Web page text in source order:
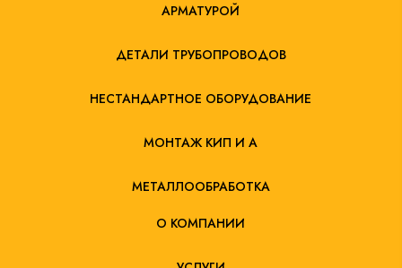
АРМАТУРОЙ
ДЕТАЛИ ТРУБОПРОВОДОВ
НЕСТАНДАРТНОЕ ОБОРУДОВАНИЕ
МОНТАЖ КИП И А
МЕТАЛЛООБРАБОТКА
О КОМПАНИИ